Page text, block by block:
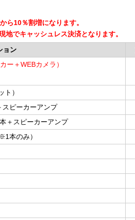
ら10％割増になります。
でキャッシュレス決済となります。
ョン
ー＋WEBカメラ）
）
ピーカーアンプ
＋スピーカーアンプ
本のみ）